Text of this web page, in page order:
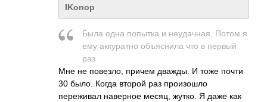
IKonop
Была одна попытка и неудачная. Потом я
ему аккуратно объяснила что в первый
раз
Мне не повезло, причем дважды. И тоже почти
30 было. Когда второй раз произошло
переживал наверное месяц, жутко. Я даже как